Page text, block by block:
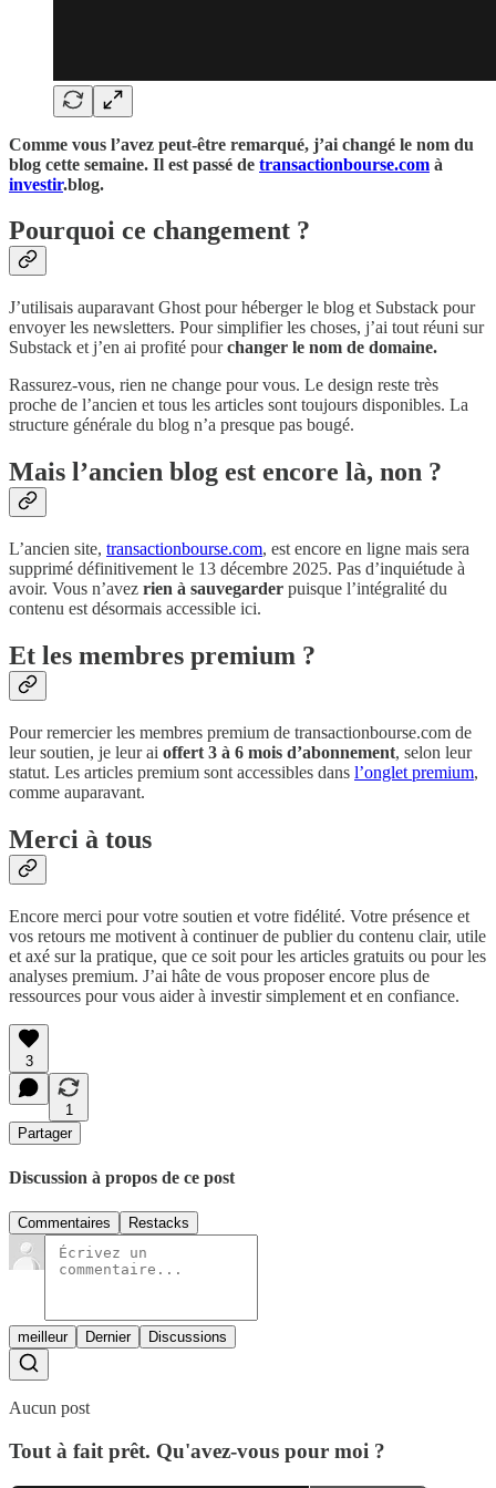
Comme vous l’avez peut-être remarqué, j’ai changé le nom du
blog cette semaine. Il est passé de transactionbourse.com à
investir.blog.
Pourquoi ce changement ?
J’utilisais auparavant Ghost pour héberger le blog et Substack pour
envoyer les newsletters. Pour simplifier les choses, j’ai tout réuni sur
Substack et j’en ai profité pourchanger le nom de domaine.
Rassurez-vous, rien ne change pour vous. Le design reste très
proche de l’ancien et tous les articles sont toujours disponibles. La
structure générale du blog n’a presque pas bougé.
Mais l’ancien blog est encore là, non ?
L’ancien site, transactionbourse.com, est encore en ligne mais sera
supprimé définitivement le 13 décembre 2025. Pas d’inquiétude à
avoir. Vous n’avez rien à sauvegarder puisque l’intégralité du
contenu est désormais accessible ici.
Et les membres premium ?
Pour remercier les membres premium de transactionbourse.com de
leur soutien, je leur ai offert 3 à 6 mois d’abonnement, selon leur
statut. Les articles premium sont accessibles dans l’onglet premium,
comme auparavant.
Merci à tous
Encore merci pour votre soutien et votre fidélité. Votre présence et
vos retours me motivent à continuer de publier du contenu clair, utile
et axé sur la pratique, que ce soit pour les articles gratuits ou pour les
analyses premium. J’ai hâte de vous proposer encore plus de
ressources pour vous aider à investir simplement et en confiance.
3
1
Partager
Discussion à propos de ce post
Commentaires Restacks
meilleur Dernier Discussions
Aucun post
Tout à fait prêt. Qu'avez-vous pour moi ?